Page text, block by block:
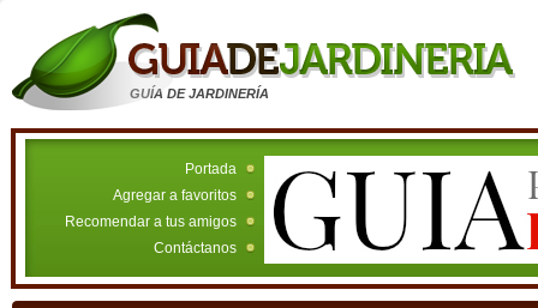
GUÍA DE JARDINERÍA
Portada
Agregar a favoritos
Recomendar a tus amigos
Contáctanos